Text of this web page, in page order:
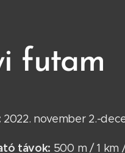
futam
2022. november 2.-
távok: 500 m / 1 km